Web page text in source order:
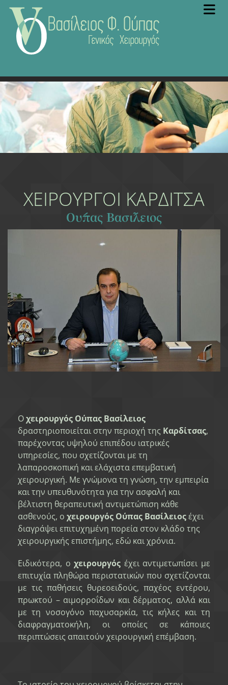
ΧΕΙΡΟΥΡΓΟΙ ΚΑΡΔΙΤΣΑ
Ούπας Βασίλειος
Οχειρουργός Ούπας Βασίλειος
δραστηριοποιείται στην περιοχή της Καρδίτσας,
παρέχοντας υψηλού επιπέδου ιατρικές
υπηρεσίες, που σχετίζονται με τη
λαπαροσκοπική και ελάχιστα επεμβατική
χειρουργική. Με γνώμονα τη γνώση, την εμπειρία
και την υπευθυνότητα για την ασφαλή και
βέλτιστη θεραπευτική αντιμετώπιση κάθε
ασθενούς, ο χειρουργός Ούπας Βασίλειοςέχει
διαγράψει επιτυχημένη πορεία στον κλάδο της
χειρουργικής επιστήμης, εδώ και χρόνια.
Ειδικότερα, οχειρουργός έχει αντιμετωπίσει με
επιτυχία πληθώρα περιστατικών που σχετίζονται
με τις παθήσεις θυρεοειδούς, παχέος εντέρου,
πρωκτού – αιμορροΐδων και δέρματος, αλλά και
με τη νοσογόνο παχυσαρκία, τις κήλες και τη
διαφραγματοκήλη, οι οποίες σε κάποιες
περιπτώσεις απαιτούν χειρουργική επέμβαση.